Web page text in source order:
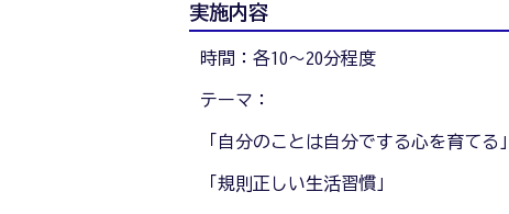
実施内容
時間：各10～20分程度
テーマ：
「自分のことは自分でする心を育てる」
「規則正しい生活習慣」